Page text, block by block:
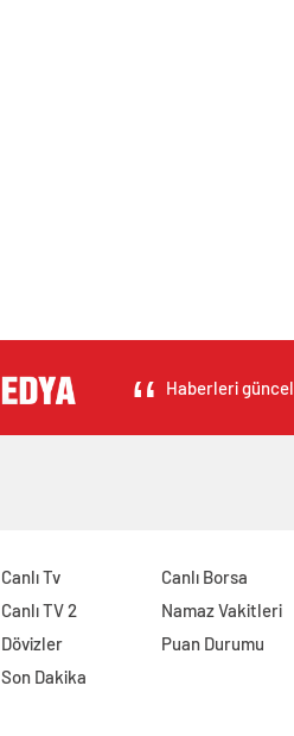
Haberleri
Canlı Tv
Canlı TV 2
Dövizler
Son Dakika
Canlı Borsa
Namaz Vakitleri
Puan Durumu